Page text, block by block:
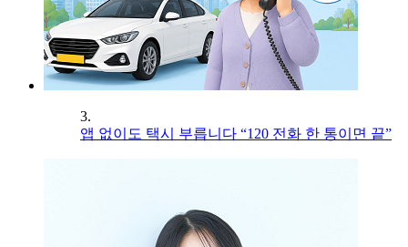
3.
앱 없이도 택시 부릅니다 “120 전화 한 통이면 끝”